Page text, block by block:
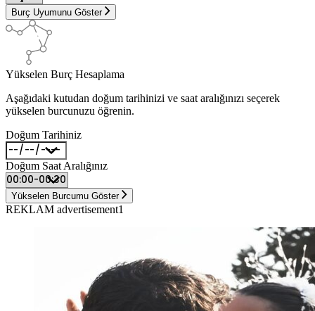
Burç Uyumunu Göster
Yükselen Burç Hesaplama
Aşağıdaki kutudan doğum tarihinizi ve saat aralığınızı seçerek
yükselen burcunuzu öğrenin.
Doğum Tarihiniz
Doğum Saat Aralığınız
Yükselen Burcumu Göster
REKLAM advertisement1